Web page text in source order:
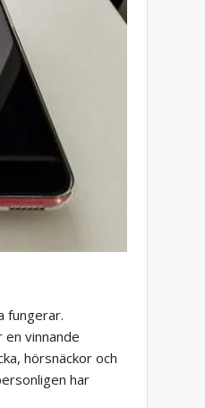
fungerar.
vinnande
hörsnäckor och
har